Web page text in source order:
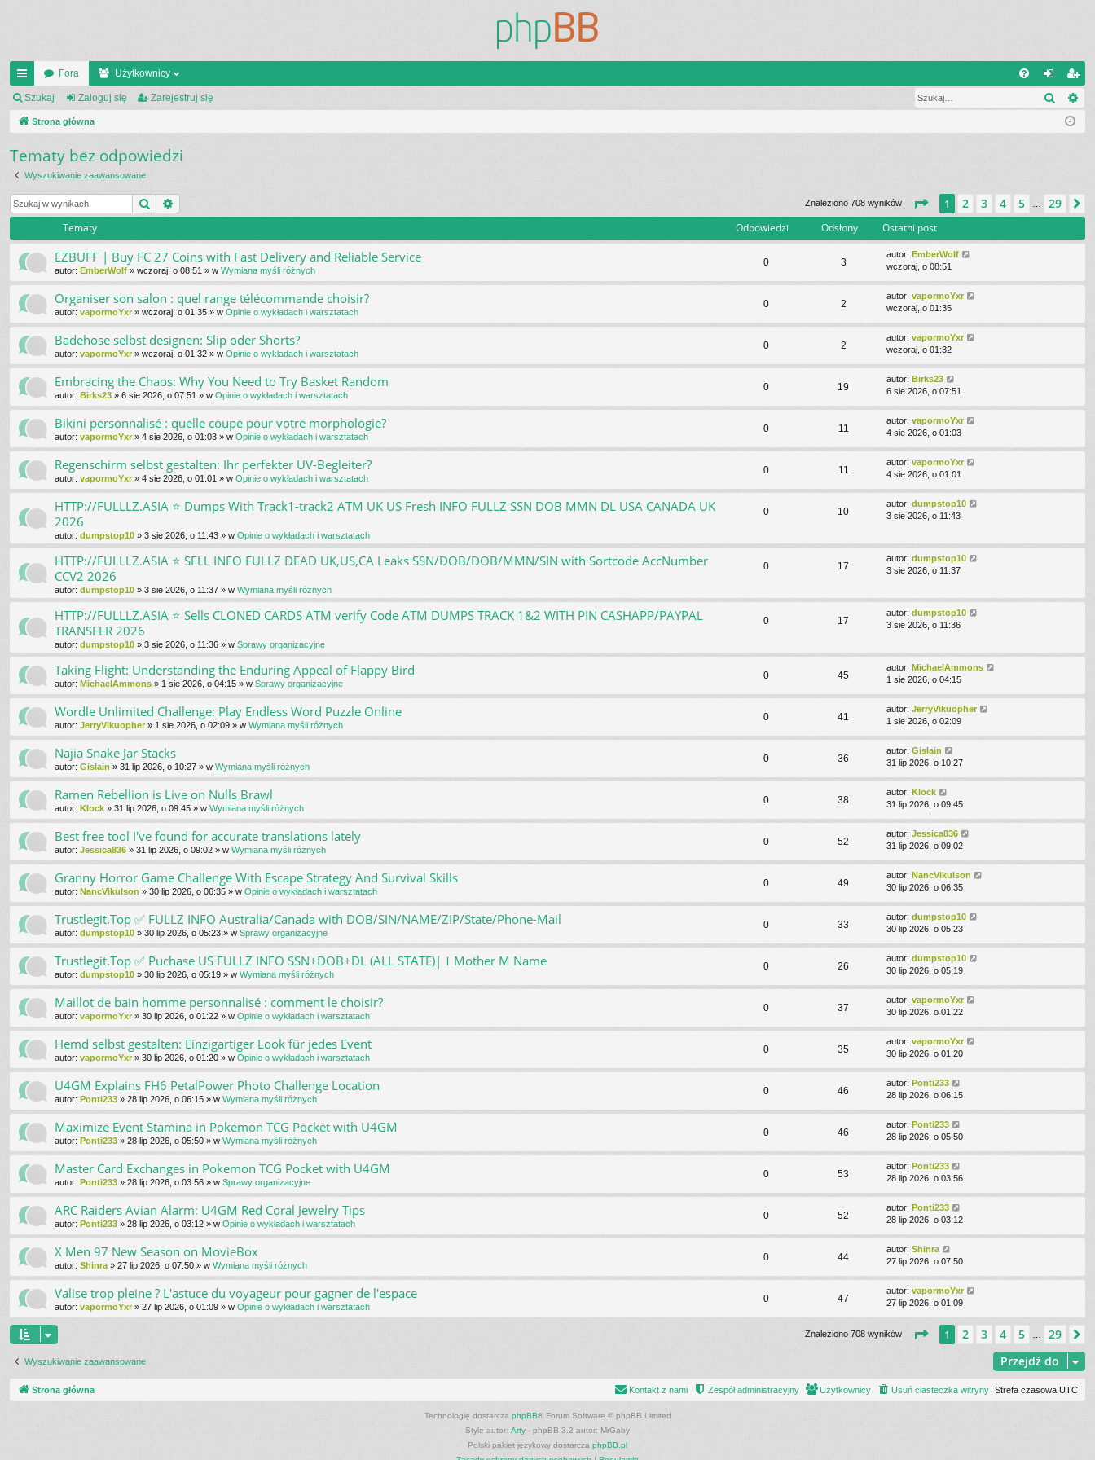
ię
ce
…
Fora Użytkownicy
al
ę
ar
ej
j
si
ę
Szukaj Zaloguj się Zarejestruj się Szukaj
Strona główna
Tematy bez odpowiedzi
Wyszukiwanie zaawansowane
Szukaj Znaleziono 708 wyników Strona z 29
1 2 3 4 5 … 29
Tematy Odpowiedzi Odsłony Ostatni post
EZBUFF | Buy FC 27 Coins with Fast Delivery and Reliable Service
autor: EmberWolf » wczoraj, o 08:51 » w Wymiana myśli różnych
0 3
autor: EmberWolf
wczoraj, o 08:51
Organiser son salon : quel range télécommande choisir?
autor: vapormoYxr » wczoraj, o 01:35 » w Opinie o wykładach i warsztatach
0 2
autor: vapormoYxr
wczoraj, o 01:35
Badehose selbst designen: Slip oder Shorts?
autor: vapormoYxr » wczoraj, o 01:32 » w Opinie o wykładach i warsztatach
0 2
autor: vapormoYxr
wczoraj, o 01:32
Embracing the Chaos: Why You Need to Try Basket Random
autor: Birks23 » 6 sie 2026, o 07:51 » w Opinie o wykładach i warsztatach
0 19
autor: Birks23
6 sie 2026, o 07:51
Bikini personnalisé : quelle coupe pour votre morphologie?
autor: vapormoYxr » 4 sie 2026, o 01:03 » w Opinie o wykładach i warsztatach
0 11
autor: vapormoYxr
4 sie 2026, o 01:03
Regenschirm selbst gestalten: Ihr perfekter UV-Begleiter?
autor: vapormoYxr » 4 sie 2026, o 01:01 » w Opinie o wykładach i warsztatach
0 11
autor: vapormoYxr
4 sie 2026, o 01:01
HTTP://FULLLZ.ASIA ⭐️ Dumps With Track1-track2 ATM UK US Fresh INFO FULLZ SSN DOB MMN DL USA CANADA UK
2026
autor: dumpstop10 » 3 sie 2026, o 11:43 » w Opinie o wykładach i warsztatach
0 10
autor: dumpstop10
3 sie 2026, o 11:43
HTTP://FULLLZ.ASIA ⭐️ SELL INFO FULLZ DEAD UK,US,CA Leaks SSN/DOB/DOB/MMN/SIN with Sortcode AccNumber
CCV2 2026
autor: dumpstop10 » 3 sie 2026, o 11:37 » w Wymiana myśli różnych
0 17
autor: dumpstop10
3 sie 2026, o 11:37
HTTP://FULLLZ.ASIA ⭐️ Sells CLONED CARDS ATM verify Code ATM DUMPS TRACK 1&2 WITH PIN CASHAPP/PAYPAL
TRANSFER 2026
autor: dumpstop10 » 3 sie 2026, o 11:36 » w Sprawy organizacyjne
0 17
autor: dumpstop10
3 sie 2026, o 11:36
Taking Flight: Understanding the Enduring Appeal of Flappy Bird
autor: MichaelAmmons » 1 sie 2026, o 04:15 » w Sprawy organizacyjne
0 45
autor: MichaelAmmons
1 sie 2026, o 04:15
Wordle Unlimited Challenge: Play Endless Word Puzzle Online
autor: JerryVikuopher » 1 sie 2026, o 02:09 » w Wymiana myśli różnych
0 41
autor: JerryVikuopher
1 sie 2026, o 02:09
Najia Snake Jar Stacks
autor: Gislain » 31 lip 2026, o 10:27 » w Wymiana myśli różnych
0 36
autor: Gislain
31 lip 2026, o 10:27
Ramen Rebellion is Live on Nulls Brawl
autor: Klock » 31 lip 2026, o 09:45 » w Wymiana myśli różnych
0 38
autor: Klock
31 lip 2026, o 09:45
Best free tool I've found for accurate translations lately
autor: Jessica836 » 31 lip 2026, o 09:02 » w Wymiana myśli różnych
0 52
autor: Jessica836
31 lip 2026, o 09:02
Granny Horror Game Challenge With Escape Strategy And Survival Skills
autor: NancVikulson » 30 lip 2026, o 06:35 » w Opinie o wykładach i warsztatach
0 49
autor: NancVikulson
30 lip 2026, o 06:35
Trustlegit.Top ✅ FULLZ INFO Australia/Canada with DOB/SIN/NAME/ZIP/State/Phone-Mail
autor: dumpstop10 » 30 lip 2026, o 05:23 » w Sprawy organizacyjne
0 33
autor: dumpstop10
30 lip 2026, o 05:23
Trustlegit.Top ✅ Puchase US FULLZ INFO SSN+DOB+DL (ALL STATE)|ｌMother M Name
autor: dumpstop10 » 30 lip 2026, o 05:19 » w Wymiana myśli różnych
0 26
autor: dumpstop10
30 lip 2026, o 05:19
Maillot de bain homme personnalisé : comment le choisir?
autor: vapormoYxr » 30 lip 2026, o 01:22 » w Opinie o wykładach i warsztatach
0 37
autor: vapormoYxr
30 lip 2026, o 01:22
Hemd selbst gestalten: Einzigartiger Look für jedes Event
autor: vapormoYxr » 30 lip 2026, o 01:20 » w Opinie o wykładach i warsztatach
0 35
autor: vapormoYxr
30 lip 2026, o 01:20
U4GM Explains FH6 PetalPower Photo Challenge Location
autor: Ponti233 » 28 lip 2026, o 06:15 » w Wymiana myśli różnych
0 46
autor: Ponti233
28 lip 2026, o 06:15
Maximize Event Stamina in Pokemon TCG Pocket with U4GM
autor: Ponti233 » 28 lip 2026, o 05:50 » w Wymiana myśli różnych
0 46
autor: Ponti233
28 lip 2026, o 05:50
Master Card Exchanges in Pokemon TCG Pocket with U4GM
autor: Ponti233 » 28 lip 2026, o 03:56 » w Sprawy organizacyjne
0 53
autor: Ponti233
28 lip 2026, o 03:56
ARC Raiders Avian Alarm: U4GM Red Coral Jewelry Tips
autor: Ponti233 » 28 lip 2026, o 03:12 » w Opinie o wykładach i warsztatach
0 52
autor: Ponti233
28 lip 2026, o 03:12
X Men 97 New Season on MovieBox
autor: Shinra» 27 lip 2026, o 07:50 » w Wymiana myśli różnych
0 44
autor: Shinra
27 lip 2026, o 07:50
Valise trop pleine ? L'astuce du voyageur pour gagner de l'espace
autor: vapormoYxr » 27 lip 2026, o 01:09 » w Opinie o wykładach i warsztatach
0 47
autor: vapormoYxr
27 lip 2026, o 01:09
Znaleziono 708 wyników Strona z 29
1 2 3 4 5 … 29
Wyszukiwanie zaawansowane Przejdź do
Strona główna Strefa czasowa UTC
Usuń ciasteczka witryny
Użytkownicy
Zespół administracyjny
Kontakt z nami
Technologię dostarcza phpBB® Forum Software © phpBB Limited
Style autor: Arty - phpBB 3.2 autor: MrGaby
Polski pakiet językowy dostarcza phpBB.pl